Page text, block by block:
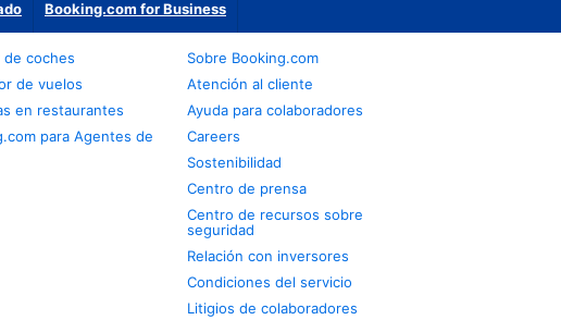
Booking.com for Business
de coches
de vuelos
en restaurantes
para Agentes de
Sobre Booking.com
Atención al cliente
Ayuda para colaboradores
Careers
Sostenibilidad
Centro de prensa
Centro de recursos sobre
seguridad
Relación con inversores
Condiciones del servicio
Litigios de colaboradores